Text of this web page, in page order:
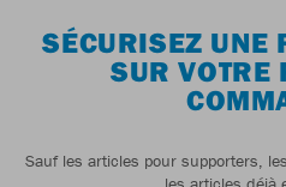
SÉCURISEZ UNE
SUR VOTRE
Sauf les articles pour supporters,